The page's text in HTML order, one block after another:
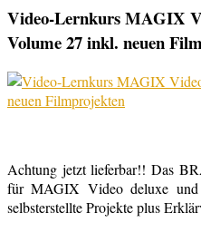
Video-Lernkurs MAGIX
Volume 27 inkl. neuen
Achtung jetzt lieferbar!! Das
für MAGIX Video deluxe
selbsterstellte Projekte plus